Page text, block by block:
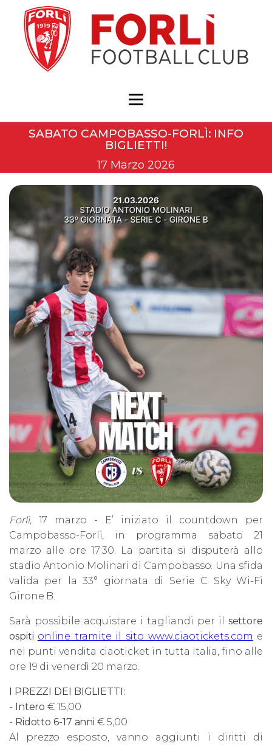
SABATO CAMPOBASSO-FORLÌ: INFO
BIGLIETTI!
17 Marzo 2026
Forlì, 17 marzo - E’ iniziato il countdown per
Campobasso-Forlì, in programma sabato 21
marzo alle ore 17:30. La partita si disputerà allo
stadio Antonio Molinari di Campobasso. Una sfida
valida per la 33° giornata di Serie C Sky Wi-Fi
Girone B.
Sarà possibile acquistare i tagliandi per il settore
ospiti online tramite il sito www.ciaotickets.com e
nei punti vendita ciaoticket in tutta Italia, fino alle
ore 19 di venerdì 20 marzo.
I PREZZI DEI BIGLIETTI:
- Intero € 15,00
- Ridotto 6-17 anni € 5,00
Al prezzo esposto, vanno aggiunti i diritti di